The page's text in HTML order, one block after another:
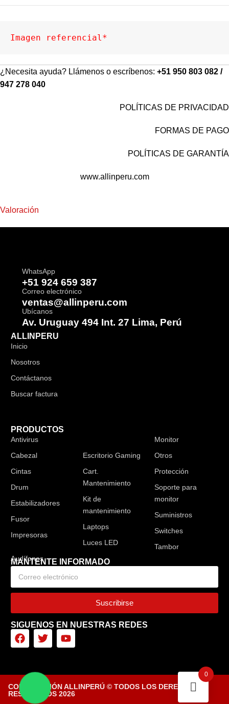
Imagen referencial*
¿Necesita ayuda? Llámenos o escríbenos: +51 950 803 082 /
947 278 040
POLÍTICAS DE PRIVACIDAD
FORMAS DE PAGO
POLÍTICAS DE GARANTÍA
www.allinperu.com
Valoración
WhatsApp
+51 924 659 387
Correo electrónico
ventas@allinperu.com
Ubícanos
Av. Uruguay 494 Int. 27 Lima, Perú
ALLINPERU
Inicio
Nosotros
Contáctanos
Buscar factura
PRODUCTOS
Antivirus
Cabezal
Cintas
Drum
Estabilizadores
Fusor
Impresoras
Escritorio Gaming
Cart.
Mantenimiento
Kit de
mantenimiento
Laptops
Luces LED
Monitor
Otros
Protección
Soporte para
monitor
Suministros
Switches
Tambor
MANTENTE INFORMADO
Suscribirse
SIGUENOS EN NUESTRAS REDES
CORPORACIÓN ALLINPERÚ © TODOS LOS DERECHOS
RESERVADOS 2026
0